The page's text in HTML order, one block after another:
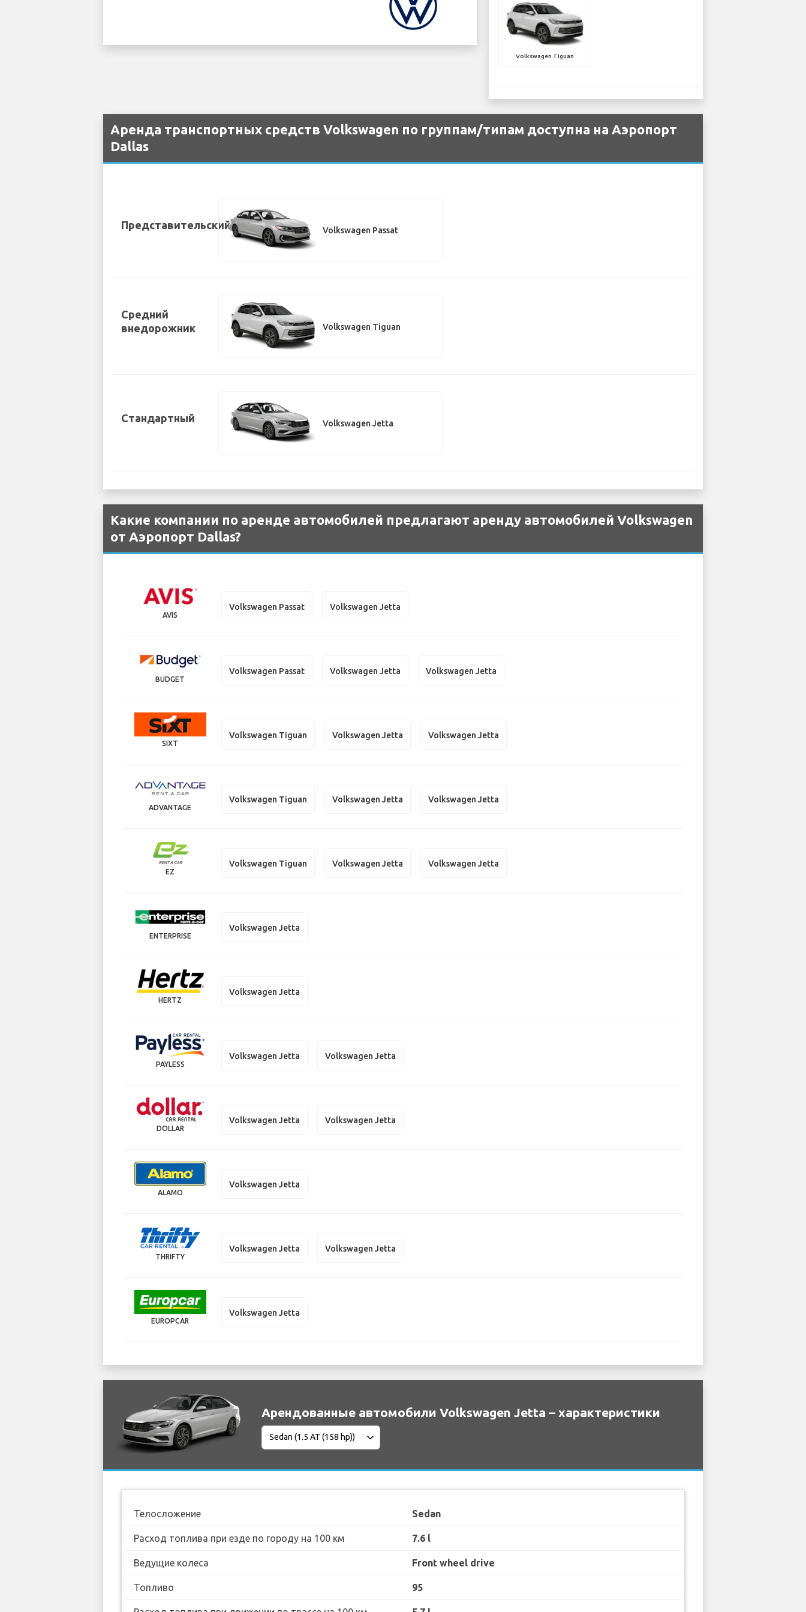
Volkswagen Tiguan
Аренда транспортных средств Volkswagen по группам/типам доступна на Аэропорт
Dallas
Представительский Volkswagen Passat
Средний
внедорожник
Volkswagen Tiguan
Стандартный Volkswagen Jetta
Какие компании по аренде автомобилей предлагают аренду автомобилей Volkswagen
от Аэропорт Dallas?
AVIS
Volkswagen Passat Volkswagen Jetta
BUDGET
Volkswagen Passat Volkswagen Jetta Volkswagen Jetta
SIXT
Volkswagen Tiguan Volkswagen Jetta Volkswagen Jetta
ADVANTAGE
Volkswagen Tiguan Volkswagen Jetta Volkswagen Jetta
EZ
Volkswagen Tiguan Volkswagen Jetta Volkswagen Jetta
ENTERPRISE
Volkswagen Jetta
HERTZ
Volkswagen Jetta
PAYLESS
Volkswagen Jetta Volkswagen Jetta
DOLLAR
Volkswagen Jetta Volkswagen Jetta
ALAMO
Volkswagen Jetta
THRIFTY
Volkswagen Jetta Volkswagen Jetta
EUROPCAR
Volkswagen Jetta
Арендованные автомобили Volkswagen Jetta – характеристики
Телосложение Sedan
Расход топлива при езде по городу на 100 км 7.6 l
Ведущие колеса Front wheel drive
Топливо 95